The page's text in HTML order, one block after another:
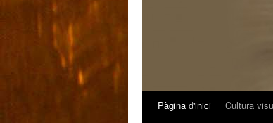
VésPàgina d'inici Cultura